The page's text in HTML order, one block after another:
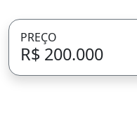
PREÇO
R$ 200.000